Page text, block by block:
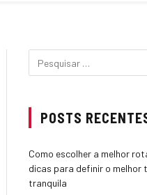
POSTS
Como escolher a melhor
dicas para definir o melhor
tranquila